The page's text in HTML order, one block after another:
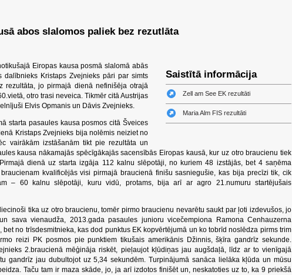
abos slalomos paliek bez rezutlāta
Saistītā informācija
Zell am See EK rezultāti
Maria Alm FIS rezultāti
Eiropas kausa posmā slalomā abās
dalībnieks Kristaps Zvejnieks pāri par simts
rezultāta, jo pirmajā dienā nefinišēja otrajā
otro trasi neveica. Tikmēr citā Austrijas
Elvis Opmanis un Dāvis Zvejnieks.
starta pasaules kausa posmos citā Šveices
Kristaps Zvejnieks bija nolēmis neiziet no
vairākām izstāšanām tikt pie rezultāta un
kausa nākamajās spēcīgākajās sacensībās Eiropas kausā, kur uz otro braucienu tiek
dienā uz starta izgāja 112 kalnu slēpotāji, no kuriem 48 izstājās, bet 4 saņēma
kvalificējās visi pirmajā braucienā finišu sasniegušie, kas bija precīzi tik, cik
– 60 kalnu slēpotāji, kuru vidū, protams, bija arī ar agro 21.numuru startējušais
tika uz otro braucienu, tomēr pirmo braucienu nevarētu saukt par ļoti izdevušos, jo
sava vienaudža, 2013.gada pasaules junioru vicečempiona Ramona Cenhauzerna
no trīsdesmitnieka, kas dod punktus EK kopvērtējumā un ko tobrīd noslēdza pirms trim
reizi PK posmos pie punktiem tikušais amerikānis Džinnis, šķīra gandrīz sekunde.
2.braucienā mēģināja riskēt, pieļaujot kļūdiņas jau augšdaļā, līdz ar to vienīgajā
gandrīz jau dubultojot uz 5,34 sekundēm. Turpinājumā sanāca lielāka kļūda un mūsu
Taču tam ir maza skāde, jo, ja arī izdotos finišēt un, neskatoties uz to, ka 9 priekšā